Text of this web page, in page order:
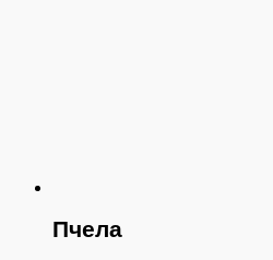
Пчела